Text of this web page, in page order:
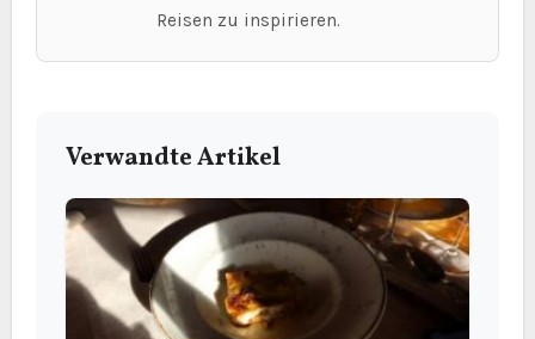
Reisen zu inspirieren.
Verwandte Artikel